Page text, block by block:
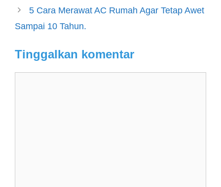
5 Cara Merawat AC Rumah Agar Tetap Awet
Sampai 10 Tahun.
Tinggalkan komentar